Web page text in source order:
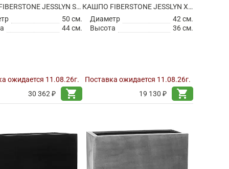
КАШПО FIBERSTONE JESSLYN S, TAUPE
50 см.
44 см.
ожидается 11.08.26г.
30 362 ₽
shopping_cart
КАШПО FIBERSTONE JESSLYN XS BLACK
Диаметр
42 см.
Высота
36 см.
Поставка ожидается 11.08.26г.
19 130 ₽
shopping_cart